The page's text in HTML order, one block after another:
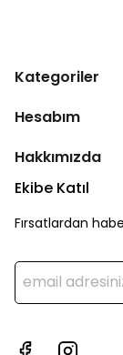
Kategoriler
Hesabım
Hakkımızda
Ekibe Katıl
Fırsatlardan